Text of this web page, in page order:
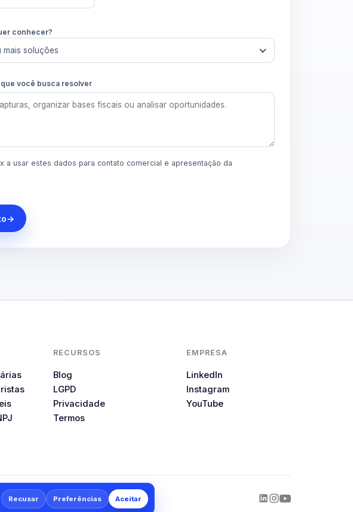
conhecer?
mais soluções
você busca resolver
a usar estes dados para contato comercial e apresentação da
→
RECURSOS
Blog
LGPD
Privacidade
Termos
EMPRESA
LinkedIn
Instagram
YouTube
Recusar Preferências Aceitar